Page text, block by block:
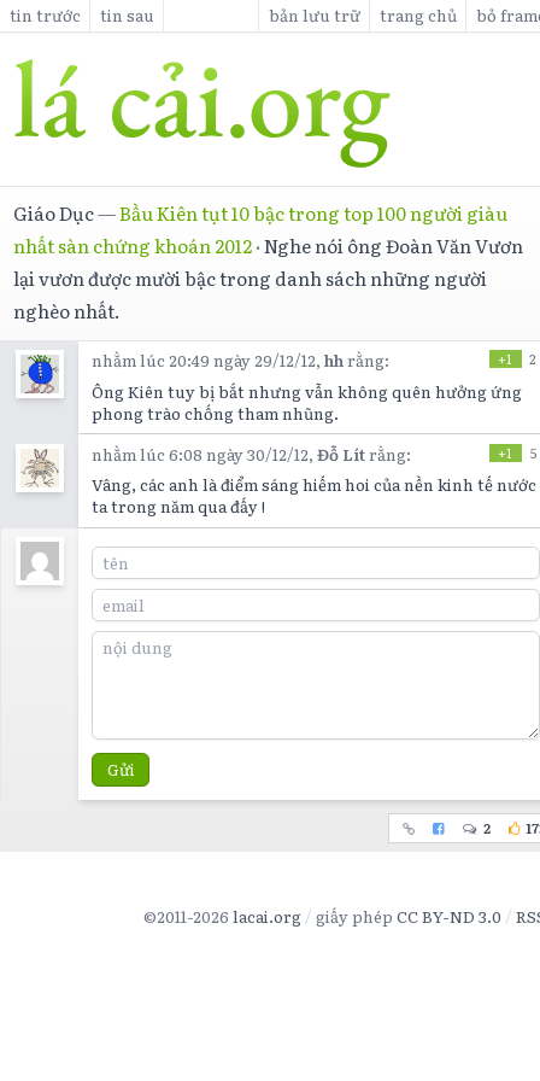
tin trước tin sau bản lưu trữ trang chủ bỏ
Giáo Dục—Bầu Kiên tụt 10 bậc trong top 100 người giàu
nhất sàn chứng khoán 2012·Nghe nói ông Đoàn Văn Vươn
lại vươn được mười bậc trong danh sách những người
nghèo nhất.
nhằm lúc 20:49 ngày 29/12/12,hhrằng: +1 2
Ông Kiên tuy bị bắt nhưng vẫn không quên hưởng ứng
phong trào chống tham nhũng.
nhằm lúc 6:08 ngày 30/12/12,Đỗ Lítrằng: +1 5
Vâng, các anh là điểm sáng hiếm hoi của nền kinh tế nước
ta trong năm qua đấy !
Gửi
2
©2011-2026 lacai.org giấy phép CC BY-ND 3.0